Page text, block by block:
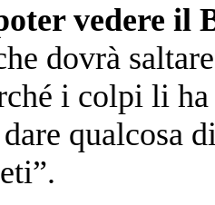
vedere il
dovrà
i colpi li
qualcosa